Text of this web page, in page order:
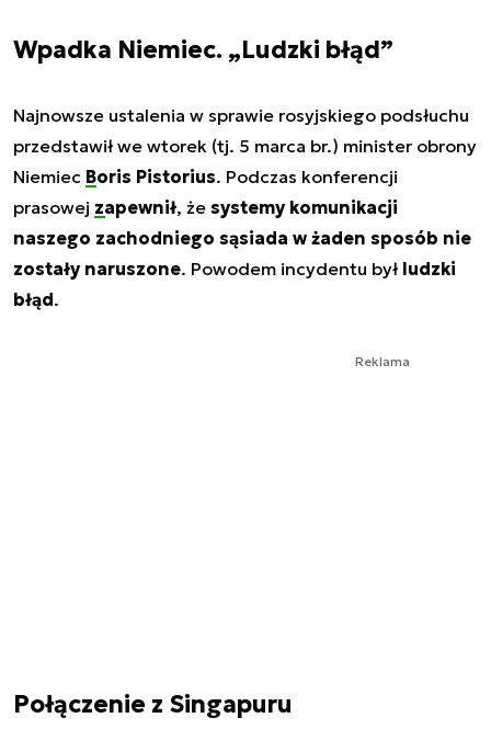
Wpadka Niemiec. „Ludzki błąd”
Najnowsze ustalenia w sprawie rosyjskiego podsłuchu
przedstawił we wtorek (tj. 5 marca br.) minister obrony
Niemiec Boris Pistorius. Podczas konferencji
prasowej zapewnił, że systemy komunikacji
naszego zachodniego sąsiada w żaden sposób nie
zostały naruszone. Powodem incydentu był ludzki
błąd.
Reklama
Połączenie z Singapuru